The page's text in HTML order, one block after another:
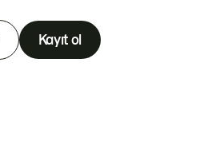
Kayıt ol